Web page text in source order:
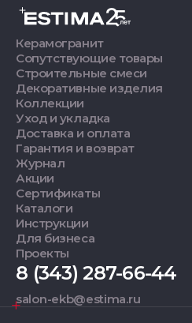
Керамогранит
Сопутствующие товары
Строительные смеси
Декоративные изделия
Коллекции
Уход и укладка
Доставка и оплата
Гарантия и возврат
Журнал
Акции
Сертификаты
Каталоги
Инструкции
Для бизнеса
Проекты
8 (343) 287-66-44
salon-ekb@estima.ru